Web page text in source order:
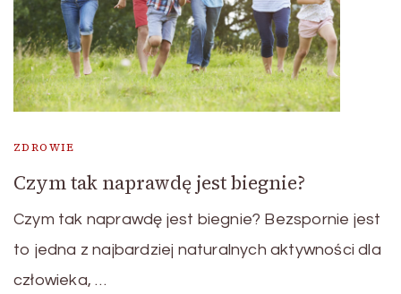
ZDROWIE
Czym tak naprawdę jest biegnie?
Czym tak naprawdę jest biegnie? Bezspornie jest
to jedna z najbardziej naturalnych aktywności dla
człowieka, …